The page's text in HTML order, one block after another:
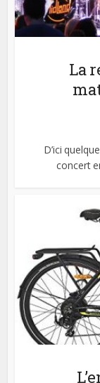
La
D’ici
concert